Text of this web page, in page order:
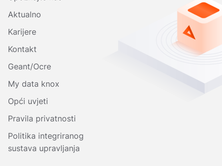
Aktualno
Karijere
Kontakt
Geant/Ocre
My data knox
Opći uvjeti
Pravila privatnosti
Politika integriranog
sustava upravljanja